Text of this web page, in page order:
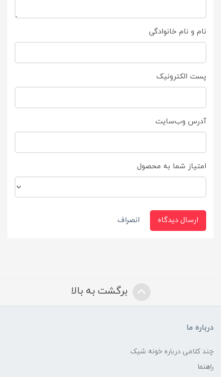
نام و نام خانوادگی
پست الکترونیک
آدرس وب‌سایت
امتیاز شما به محصول
ارسال دیدگاه انصراف
برگشت به بالا
درباره ما
چند کلامی درباره خونه شیک
راهنما